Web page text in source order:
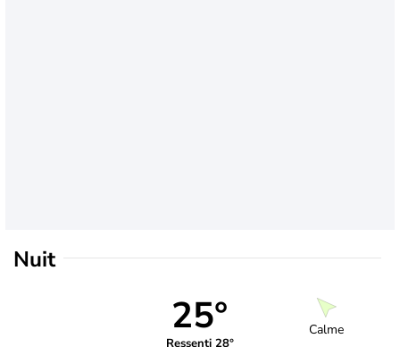
Nuit
25°
Ressenti 28°
Calme